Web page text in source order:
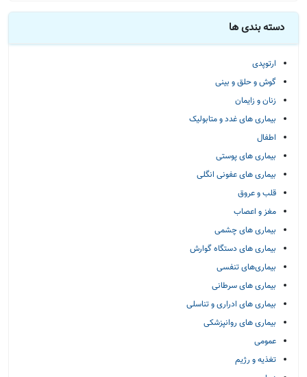
دسته بندی ها
ارتوپدی
گوش و حلق و بینی
زنان و زایمان
بیماری های غدد و متابولیک
اطفال
بیماری های پوستی
بیماری های عفونی انگلی
قلب و عروق
مغز و اعصاب
بیماری های چشمی
بیماری های دستگاه گوارش
بیماری‌های تنفسی
بیماری های سرطانی
بیماری های ادراری و تناسلی
بیماری های روانپزشکی
عمومی
تغذیه و رژیم